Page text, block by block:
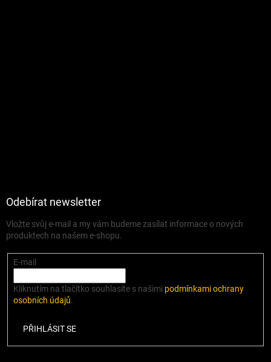
Odebírat newsletter
Vložte svůj e-mail a my vám budeme zasílat informace o nových
produktech na našem e-shopu.
E-mail
Kliknutím na tlačítko souhlasíte s našimi podmínkami ochrany
osobních údajů.
PŘIHLÁSIT SE